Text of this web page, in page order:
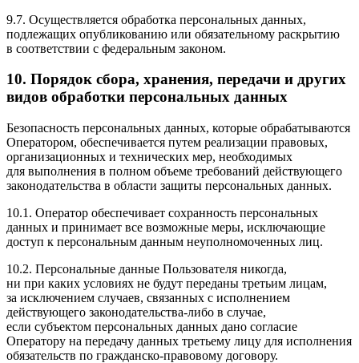
9.7. Осуществляется обработка персональных данных,
подлежащих опубликованию или обязательному раскрытию
в соответствии с федеральным законом.
10. Порядок сбора, хранения, передачи и других
видов обработки персональных данных
Безопасность персональных данных, которые обрабатываются
Оператором, обеспечивается путем реализации правовых,
организационных и технических мер, необходимых
для выполнения в полном объеме требований действующего
законодательства в области защиты персональных данных.
10.1. Оператор обеспечивает сохранность персональных
данных и принимает все возможные меры, исключающие
доступ к персональным данным неуполномоченных лиц.
10.2. Персональные данные Пользователя никогда,
ни при каких условиях не будут переданы третьим лицам,
за исключением случаев, связанных с исполнением
действующего законодательства-либо в случае,
если субъектом персональных данных дано согласие
Оператору на передачу данных третьему лицу для исполнения
обязательств по гражданско-правовому договору.